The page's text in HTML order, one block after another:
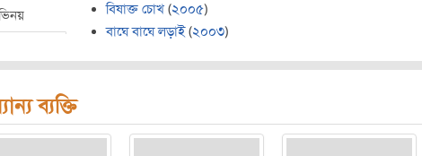
বিষাক্ত চোখ (২০০৫)
বাঘে বাঘে লড়াই(২০০৩)
ব্যক্তি